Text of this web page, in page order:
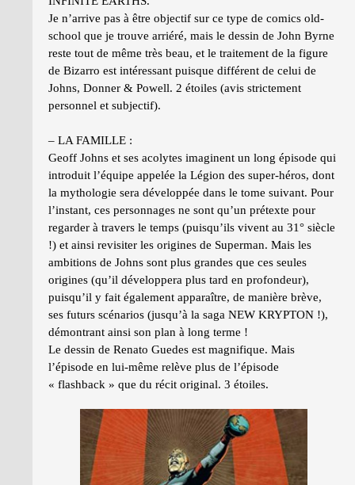
Je n’arrive pas à être objectif sur ce type de comics old-
school que je trouve arriéré, mais le dessin de John Byrne
reste tout de même très beau, et le traitement de la figure
de Bizarro est intéressant puisque différent de celui de
Johns, Donner & Powell. 2 étoiles (avis strictement
personnel et subjectif).
– LA FAMILLE :
Geoff Johns et ses acolytes imaginent un long épisode qui
introduit l’équipe appelée la Légion des super-héros, dont
la mythologie sera développée dans le tome suivant. Pour
l’instant, ces personnages ne sont qu’un prétexte pour
regarder à travers le temps (puisqu’ils vivent au 31° siècle
!) et ainsi revisiter les origines de Superman. Mais les
ambitions de Johns sont plus grandes que ces seules
origines (qu’il développera plus tard en profondeur),
puisqu’il y fait également apparaître, de manière brève,
ses futurs scénarios (jusqu’à la saga NEW KRYPTON !),
démontrant ainsi son plan à long terme !
Le dessin de Renato Guedes est magnifique. Mais
l’épisode en lui-même relève plus de l’épisode
« flashback » que du récit original. 3 étoiles.